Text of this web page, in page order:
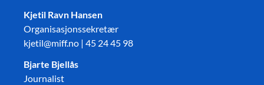
Kjetil Ravn Hansen
Organisasjonssekretær
kjetil@miff.no | 45 24 45 98
Bjarte Bjellås
Journalist